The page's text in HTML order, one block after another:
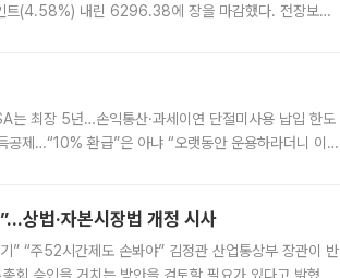
트(4.58%) 내린 6296.38에 장을 마감했다. 전장보다
는 최장 5년…손익통산·과세이연 단절미사용 납입 한도
제…“10% 환급”은 아냐 “오랫동안 운용하라더니 이제
상법·자본시장법 개정 시사
” “주52시간제도 손봐야” 김정관 산업통상부 장관이 반